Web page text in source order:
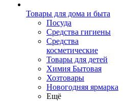
Товары для дома и быта
Посуда
Средства гигиены
Средства
косметические
Товары для детей
Химия Бытовая
Хозтовары
Новогодняя ярмарка
Ещё